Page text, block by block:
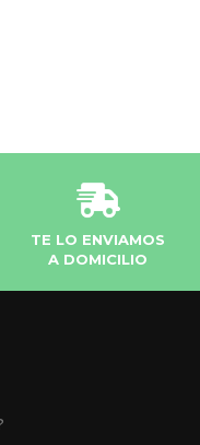
TE LO ENVIAMOS
A DOMICILIO